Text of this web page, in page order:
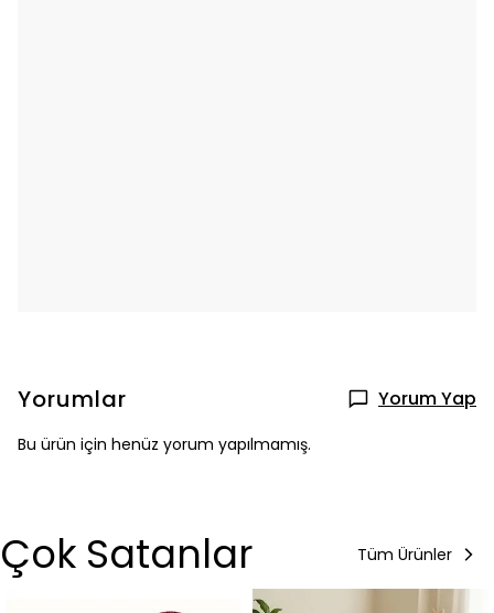
Yorumlar Yorum Yap
Bu ürün için henüz yorum yapılmamış.
Çok Satanlar Tüm Ürünler